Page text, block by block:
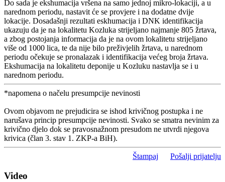
Do sada je ekshumacija vršena na samo jednoj mikro-lokaciji, a u
narednom periodu, nastavit će se provjere i na dodatne dvije
lokacije. Dosadašnji rezultati eskhumacija i DNK identifikacija
ukazuju da je na lokalitetu Kozluka strijeljano najmanje 805 žrtava,
a zbog postojanja informacija da je na ovom lokalitetu strijeljano
više od 1000 lica, te da nije bilo preživjelih žrtava, u narednom
periodu očekuje se pronalazak i identifikacija većeg broja žrtava.
Ekshumacija na lokalitetu deponije u Kozluku nastavlja se i u
narednom periodu.
*napomena o načelu presumpcije nevinosti
Ovom objavom ne prejudicira se ishod krivičnog postupka i ne
narušava princip presumpcije nevinosti. Svako se smatra nevinim za
krivično djelo dok se pravosnažnom presudom ne utvrdi njegova
krivica (član 3. stav 1. ZKP-a BiH).
Štampaj Pošalji prijatelju
Video